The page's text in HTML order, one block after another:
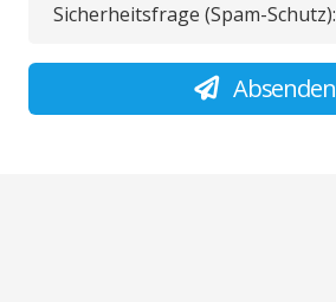
Sicherheitsfrage (Spam-Schutz):
Absenden